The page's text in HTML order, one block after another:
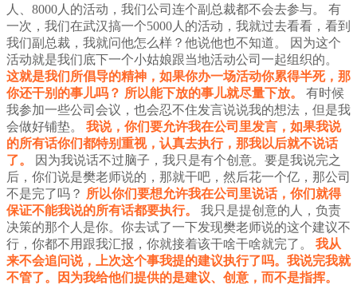
人、8000人的活动，我们公司连个副总裁都不会去参与。
有
一次，我们在武汉搞一个5000人的活动，我就过去看看，看到
我们副总裁，我就问他怎么样？他说他也不知道。
因为这个
活动就是我们底下一个小姑娘跟当地活动公司一起组织的。
这就是我们所倡导的精神，如果你办一场活动你累得半死，那
你还干别的事儿吗？ 所以能下放的事儿就尽量下放。
有时候
我参加一些公司会议，也会忍不住发言说说我的想法，但是我
会做好铺垫。
我说，你们要允许我在公司里发言，如果我说
的所有话你们都特别重视，认真去执行，那我以后就不说话
了。
因为我说话不过脑子，我只是有个创意。要是我说完之
后，你们说是樊老师说的，那就干吧，然后花一个亿，那公司
不是完了吗？ 所以你们要想允许我在公司里说话，你们就得
保证不能我说的所有话都要执行。
我只是提创意的人，负责
决策的那个人是你。你去试了一下发现樊老师说的这个建议不
行，你都不用跟我汇报，你就接着该干啥干啥就完了。
我从
来不会追问说，上次这个事我提的建议执行了吗。我说完我就
不管了。因为我给他们提供的是建议、创意，而不是指挥。